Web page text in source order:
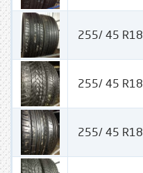
255/ 45 R18
255/ 45 R18
255/ 45 R18